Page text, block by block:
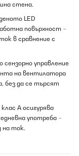
стена.
LED
повърхност –
в сравнение с
управление
на вентилатора
без да се търсят
А осигурява
употреба –
на ток.